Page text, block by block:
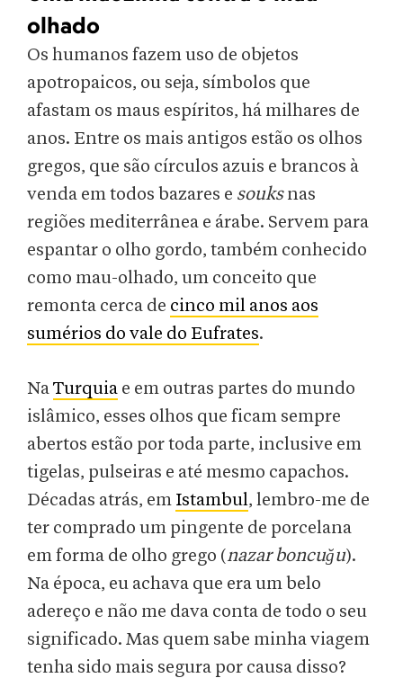
olhado
Os humanos fazem uso de objetos
apotropaicos, ou seja, símbolos que
afastam os maus espíritos, há milhares de
anos. Entre os mais antigos estão os olhos
gregos, que são círculos azuis e brancos à
venda em todos bazares e souksnas
regiões mediterrânea e árabe. Servem para
espantar o olho gordo, também conhecido
como mau-olhado, um conceito que
remonta cerca de cinco mil anos aos
sumérios do vale do Eufrates.
NaTurquia e em outras partes do mundo
islâmico, esses olhos que ficam sempre
abertos estão por toda parte, inclusive em
tigelas, pulseiras e até mesmo capachos.
Décadas atrás, em Istambul, lembro-me de
ter comprado um pingente de porcelana
em forma de olho grego (nazar boncuğu).
Na época, eu achava que era um belo
adereço e não me dava conta de todo o seu
significado. Mas quem sabe minha viagem
tenha sido mais segura por causa disso?